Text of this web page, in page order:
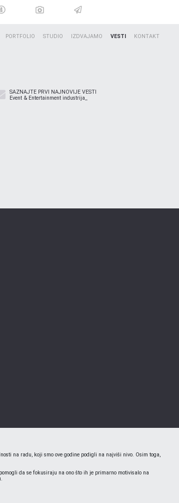
PORTFOLIO STUDIO IZDVAJAMO VESTI KONTAKT
SAZNAJTE PRVI NAJNOVIJE VESTI
Event & Entertainment industrija_
na radu, koji smo ove godine podigli na najviši nivo. Osim toga,
da se fokusiraju na ono što ih je primarno motivisalo na